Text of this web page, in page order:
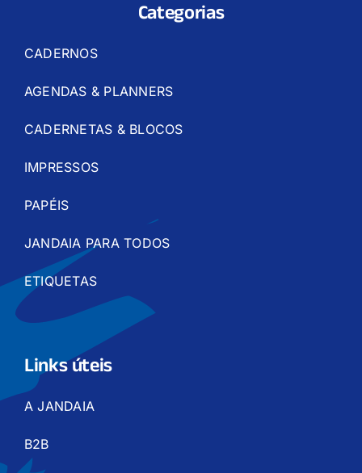
Categorias
CADERNOS
AGENDAS & PLANNERS
CADERNETAS & BLOCOS
IMPRESSOS
PAPÉIS
JANDAIA PARA TODOS
ETIQUETAS
Links úteis
A JANDAIA
B2B